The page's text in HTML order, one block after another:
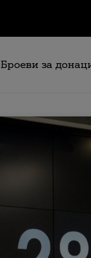
Броеви за